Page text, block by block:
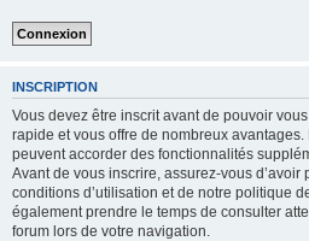
INSCRIPTION
Vous devez être inscrit avant de pouvoir
rapide et vous offre de nombreux
peuvent accorder des fonctionnalités
Avant de vous inscrire, assurez-vous
conditions d’utilisation et de notre politique
également prendre le temps de consulter
forum lors de votre navigation.